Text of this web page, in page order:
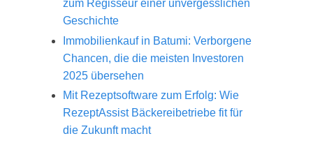
zum Regisseur einer unvergesslichen
Geschichte
Immobilienkauf in Batumi: Verborgene
Chancen, die die meisten Investoren
2025 übersehen
Mit Rezeptsoftware zum Erfolg: Wie
RezeptAssist Bäckereibetriebe fit für
die Zukunft macht